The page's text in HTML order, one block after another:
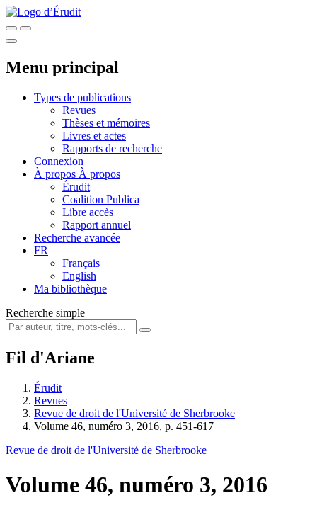
Menu principal
Types de publications
Revues
Thèses et mémoires
Livres et actes
Rapports de recherche
Connexion
À propos À propos
Érudit
Coalition Publica
Libre accès
Rapport annuel
Recherche avancée
FR
Français
English
Ma bibliothèque
Recherche simple
Fil d'Ariane
Érudit
Revues
Revue de droit de l'Université de Sherbrooke
Volume 46, numéro 3, 2016, p. 451-617
Revue de droit de l'Université de Sherbrooke
Volume 46, numéro 3, 2016